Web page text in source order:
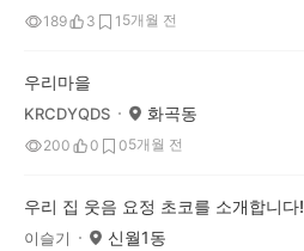
189 3 1 5개월 전
우리마을
KRCDYQDS 화곡동
200 0 05개월 전
우리 집 웃음 요정 초코를 소개합니다!
이슬기 신월1동